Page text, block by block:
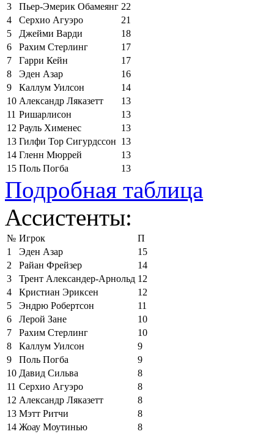
3
Пьер-Эмерик Обамеянг 22
4
Серхио Агуэро
21
5
Джейми Варди
18
6
Рахим Стерлинг
17
7
Гарри Кейн
17
8
Эден Азар
16
9
Каллум Уилсон
14
10 Александр Ляказетт
13
11 Ришарлисон
13
12 Рауль Хименес
13
13 Гилфи Тор Сигурдссон 13
14 Гленн Мюррей
13
15 Поль Погба 13
Подробная таблица
Ассистенты:
№ Игрок
П
1
Эден Азар
15
2
Райан Фрейзер
14
3
Трент Александер-Арнольд 12
4
Кристиан Эриксен
12
5
Эндрю Робертсон
11
6
Лерой Зане
10
7
Рахим Стерлинг
10
8
Каллум Уилсон
9
9
Поль Погба
9
10 Давид Сильва
8
11 Серхио Агуэро
8
12 Александр Ляказетт
8
13 Мэтт Ритчи
8
14 Жоау Моутинью
8